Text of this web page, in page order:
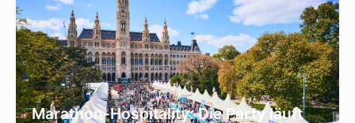
Marathon-Hospitality: Die Party läuft